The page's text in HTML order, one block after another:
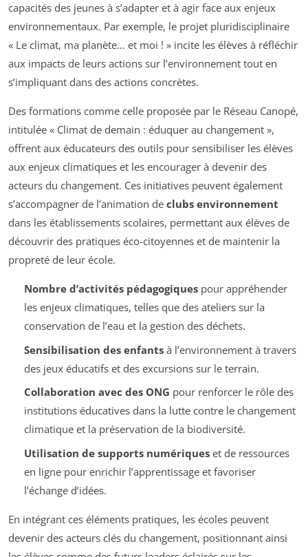
capacités des jeunes à s’adapter et à agir face aux enjeux
environnementaux. Par exemple, le projet pluridisciplinaire
« Le climat, ma planète… et moi ! » incite les élèves à réfléchir
aux impacts de leurs actions sur l’environnement tout en
s’impliquant dans des actions concrètes.
Des formations comme celle proposée par le Réseau Canopé,
intitulée « Climat de demain : éduquer au changement »,
offrent aux éducateurs des outils pour sensibiliser les élèves
aux enjeux climatiques et les encourager à devenir des
acteurs du changement. Ces initiatives peuvent également
s’accompagner de l’animation de clubs environnement
dans les établissements scolaires, permettant aux élèves de
découvrir des pratiques éco-citoyennes et de maintenir la
propreté de leur école.
Nombre d’activités pédagogiquespour appréhender
les enjeux climatiques, telles que des ateliers sur la
conservation de l’eau et la gestion des déchets.
Sensibilisation des enfantsà l’environnement à travers
des jeux éducatifs et des excursions sur le terrain.
Collaboration avec des ONG pour renforcer le rôle des
institutions éducatives dans la lutte contre le changement
climatique et la préservation de la biodiversité.
Utilisation de supports numériqueset de ressources
en ligne pour enrichir l’apprentissage et favoriser
l’échange d’idées.
En intégrant ces éléments pratiques, les écoles peuvent
devenir des acteurs clés du changement, positionnant ainsi